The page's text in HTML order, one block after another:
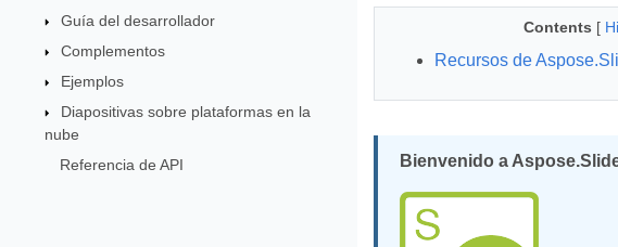
Guía del desarrollador
Complementos
Ejemplos
Diapositivas sobre plataformas en la
nube
Referencia de API
Contents [
Recursos de
Bienvenido a